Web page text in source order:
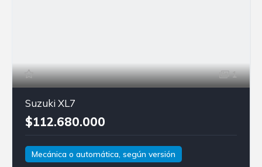
1
Suzuki XL7
$112.680.000
Mecánica o automática, según versión